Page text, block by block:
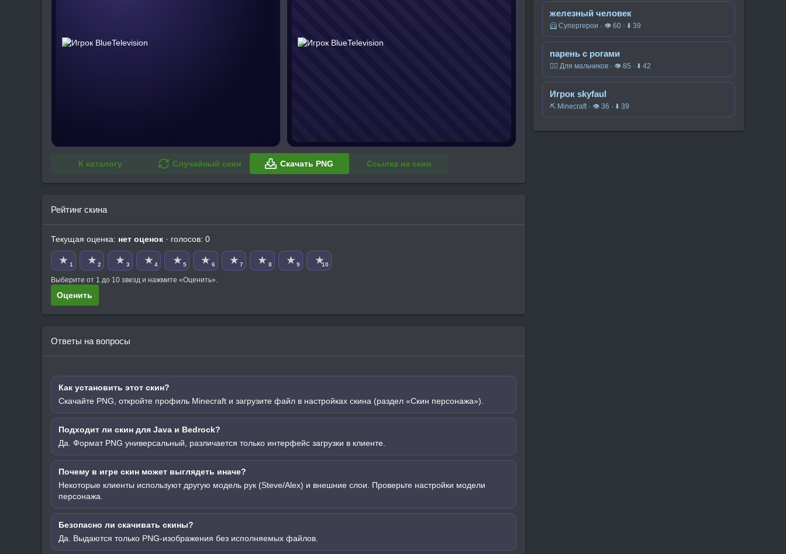
К каталогу Случайный скин Скачать PNG Ссылка на скин
Рейтинг скина
Текущая оценка: нет оценок · голосов: 0
★ 1 ★ 2 ★ 3 ★ 4 ★ 5 ★ 6 ★ 7 ★ 8 ★ 9 ★10
Выберите от 1 до 10 звезд и нажмите «Оценить».
Оценить
Ответы на вопросы
Как установить этот скин?
Скачайте PNG, откройте профиль Minecraft и загрузите файл в настройках скина (раздел «Скин персонажа»).
Подходит ли скин для Java и Bedrock?
Да. Формат PNG универсальный, различается только интерфейс загрузки в клиенте.
Почему в игре скин может выглядеть иначе?
Некоторые клиенты используют другую модель рук (Steve/Alex) и внешние слои. Проверьте настройки модели
персонажа.
Безопасно ли скачивать скины?
Да. Выдаются только PNG-изображения без исполняемых файлов.
железный человек
🦸 Супергерои · 👁 60 · ⬇ 39
парень с рогами
🧍‍♂️ Для мальчиков · 👁 85 · ⬇ 42
Игрок skyfaul
⛏️ Minecraft · 👁 36 · ⬇ 39